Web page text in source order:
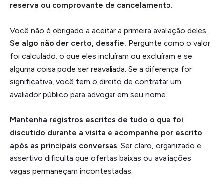
reserva ou comprovante de cancelamento.
Você não é obrigado a aceitar a primeira avaliação deles.
Se algo não der certo, desafie. Pergunte como o valor
foi calculado, o que eles incluíram ou excluíram e se
alguma coisa pode ser reavaliada. Se a diferença for
significativa, você tem o direito de contratar um
avaliador público para advogar em seu nome.
Mantenha registros escritos de tudo o que foi
discutido durante a visita e acompanhe por escrito
após as principais conversas. Ser claro, organizado e
assertivo dificulta que ofertas baixas ou avaliações
vagas permaneçam incontestadas.